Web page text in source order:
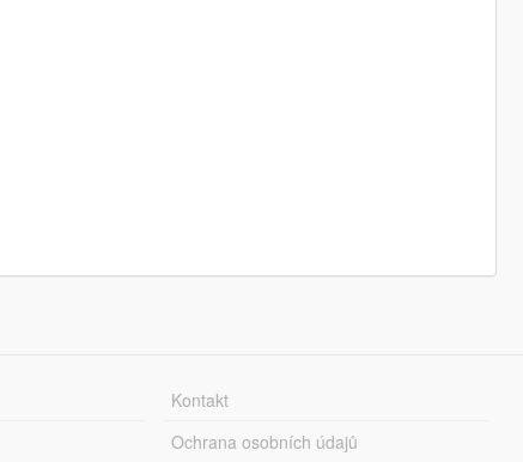
Kontakt
Ochrana osobních údajů